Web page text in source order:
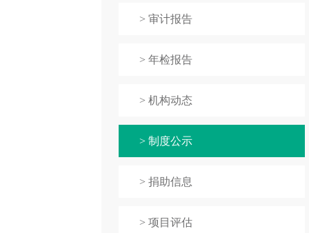
> 审计报告
> 年检报告
> 机构动态
> 制度公示
> 捐助信息
> 项目评估